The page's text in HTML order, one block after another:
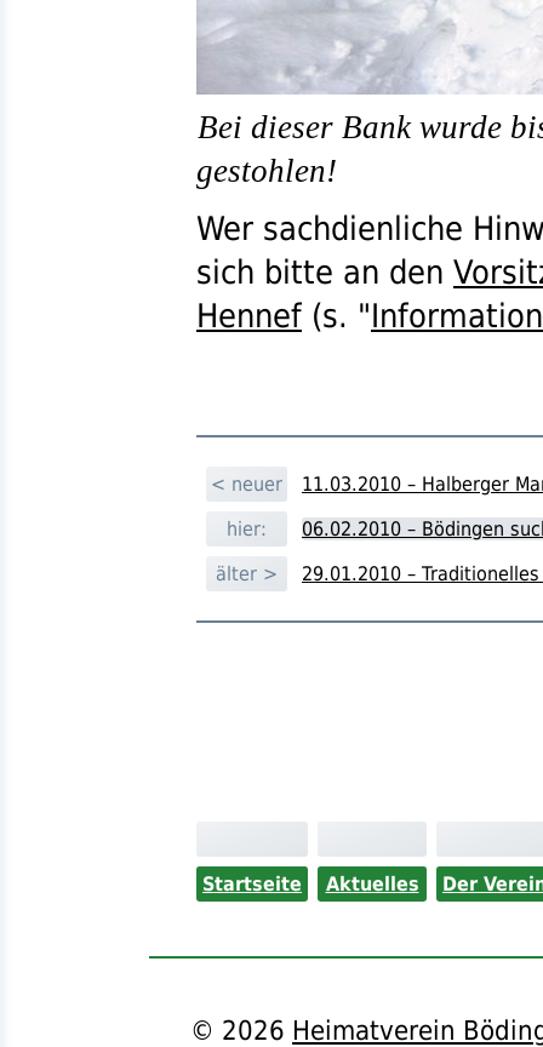
Bei dieser Bank wurde
gestohlen!
Wer sachdienliche
sich bitte an den
Hennef (s. "Information
< neuer
11.03.2010 – Halberger
hier:
06.02.2010 – Bödingen
älter >
29.01.2010 –
Startseite Aktuelles Der
© 2026 Heimatverein